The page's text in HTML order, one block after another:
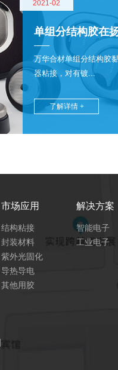
2021-02
单组分结构胶在
万华合材单组分结构胶
器粘接，对有镀...
了解详情 +
市场应用
结构粘接
封装材料
紫外光固化
导热导电
其他用胶
解决方案
智能电子
工业电子